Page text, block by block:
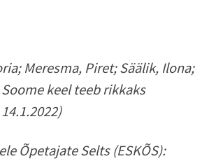
Meresma, Piret; Säälik, Ilona;
Soome keel teeb rikkaks
Õpetajate Selts (ESKÕS):